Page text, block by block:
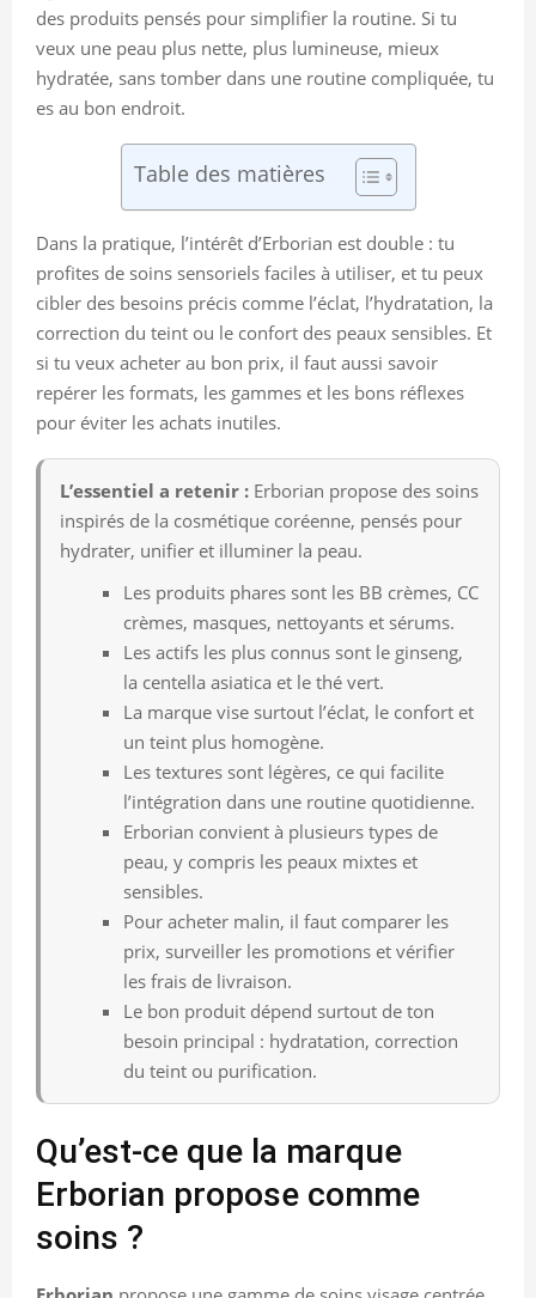
des produits pensés pour simplifier la routine. Si tu
veux une peau plus nette, plus lumineuse, mieux
hydratée, sans tomber dans une routine compliquée, tu
es au bon endroit.
Table des matières
Dans la pratique, l’intérêt d’Erborian est double : tu
profites de soins sensoriels faciles à utiliser, et tu peux
cibler des besoins précis comme l’éclat, l’hydratation, la
correction du teint ou le confort des peaux sensibles. Et
si tu veux acheter au bon prix, il faut aussi savoir
repérer les formats, les gammes et les bons réflexes
pour éviter les achats inutiles.
L’essentiel a retenir : Erborian propose des soins
inspirés de la cosmétique coréenne, pensés pour
hydrater, unifier et illuminer la peau.
Les produits phares sont les BB crèmes, CC
crèmes, masques, nettoyants et sérums.
Les actifs les plus connus sont le ginseng,
la centella asiatica et le thé vert.
La marque vise surtout l’éclat, le confort et
un teint plus homogène.
Les textures sont légères, ce qui facilite
l’intégration dans une routine quotidienne.
Erborian convient à plusieurs types de
peau, y compris les peaux mixtes et
sensibles.
Pour acheter malin, il faut comparer les
prix, surveiller les promotions et vérifier
les frais de livraison.
Le bon produit dépend surtout de ton
besoin principal : hydratation, correction
du teint ou purification.
Qu’est-ce que la marque
Erborian propose comme
soins ?